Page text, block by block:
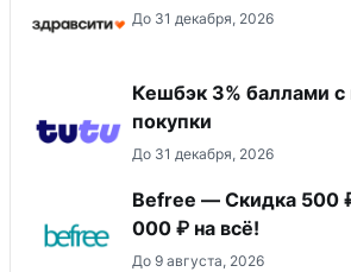
До 31 декабря, 2026
Кешбэк 3% баллами
покупки
До 31 декабря, 2026
Befree — Скидка 500
000 ₽ на всё!
До 9 августа, 2026